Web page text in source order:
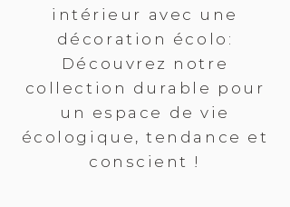
intérieur avec une
décoration écolo:
Découvrez notre
collection durable pour
un espace de vie
écologique, tendance et
conscient !